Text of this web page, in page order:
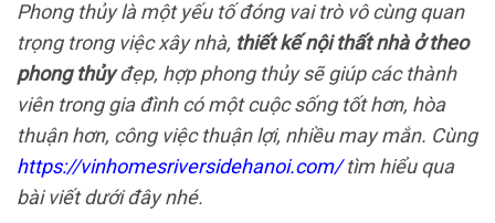
Phong thủy là một yếu tố đóng vai trò vô cùng quan
trọng trong việc xây nhà, thiết kế nội thất nhà ở theo
phong thủyđẹp, hợp phong thủy sẽ giúp các thành
viên trong gia đình có một cuộc sống tốt hơn, hòa
thuận hơn, công việc thuận lợi, nhiều may mắn. Cùng
https://vinhomesriversidehanoi.com/tìm hiểu qua
bài viết dưới đây nhé.